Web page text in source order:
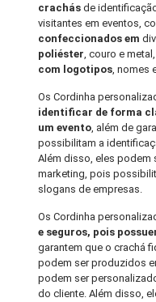
crachás de
visitantes em eventos,
confeccionados em
poliéster, couro e
com logotipos, nomes
Os Cordinha
identificar de forma
um evento, além de
possibilitam a
Além disso, eles podem
marketing, pois
slogans de empresas.
Os Cordinha
e seguros, pois
garantem que o crachá
podem ser produzidos
podem ser
do cliente. Além disso,